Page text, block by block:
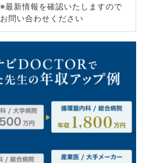
※最新情報を確認いたしますので
お問い合わせください